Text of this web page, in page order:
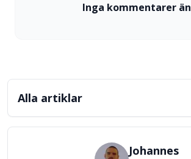
Inga kommentarer än
Alla artiklar
Johannes